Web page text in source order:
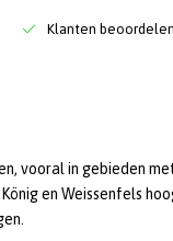
Klanten
vooral in gebieden
en Weissenfels